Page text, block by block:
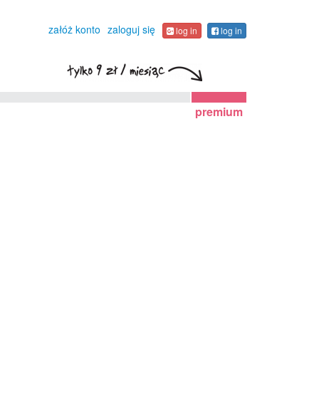
załóż konto zaloguj się log in log in
premium